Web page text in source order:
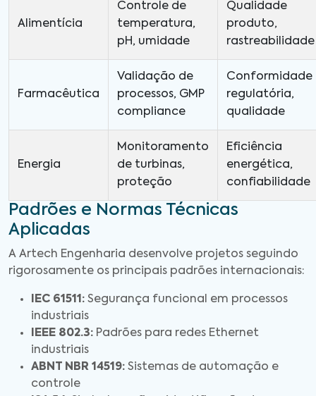
Alimentícia
Controle de
temperatura,
pH, umidade
Qualidade
produto,
rastreabilidade
Farmacêutica
Validação de
processos, GMP
compliance
Conformidade
regulatória,
qualidade
Energia
Monitoramento
de turbinas,
proteção
Eficiência
energética,
confiabilidade
Padrões e Normas Técnicas
Aplicadas
A Artech Engenharia desenvolve projetos seguindo
rigorosamente os principais padrões internacionais:
IEC 61511: Segurança funcional em processos
industriais
IEEE 802.3: Padrões para redes Ethernet
industriais
ABNT NBR 14519: Sistemas de automação e
controle